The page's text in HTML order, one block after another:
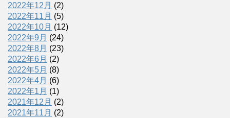
2022年12月 (2)
2022年11月 (5)
2022年10月 (12)
2022年9月 (24)
2022年8月 (23)
2022年6月 (2)
2022年5月 (8)
2022年4月 (6)
2022年1月 (1)
2021年12月 (2)
2021年11月 (2)